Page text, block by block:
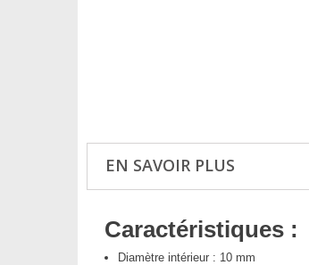
EN SAVOIR PLUS
Caractéristiques :
Diamètre intérieur : 10 mm